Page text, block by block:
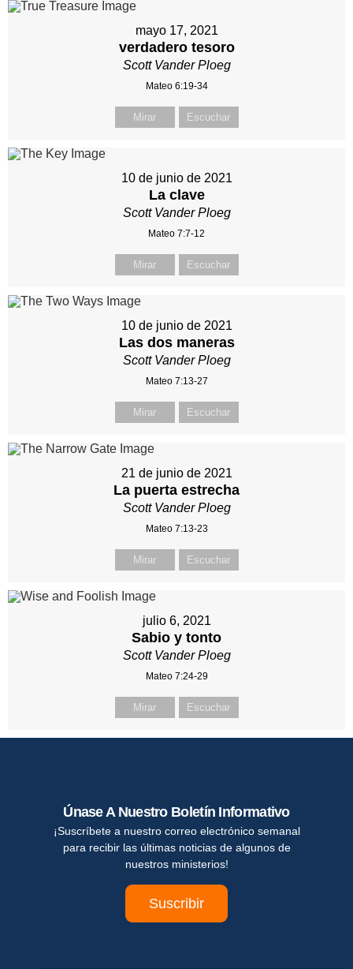
mayo 17, 2021
verdadero tesoro
Scott Vander Ploeg
Mateo 6:19-34
Mirar Escuchar
10 de junio de 2021
La clave
Scott Vander Ploeg
Mateo 7:7-12
Mirar Escuchar
10 de junio de 2021
Las dos maneras
Scott Vander Ploeg
Mateo 7:13-27
Mirar Escuchar
21 de junio de 2021
La puerta estrecha
Scott Vander Ploeg
Mateo 7:13-23
Mirar Escuchar
julio 6, 2021
Sabio y tonto
Scott Vander Ploeg
Mateo 7:24-29
Mirar Escuchar
Únase A Nuestro Boletín Informativo
¡Suscríbete a nuestro correo electrónico semanal
para recibir las últimas noticias de algunos de
nuestros ministerios!
Suscribir